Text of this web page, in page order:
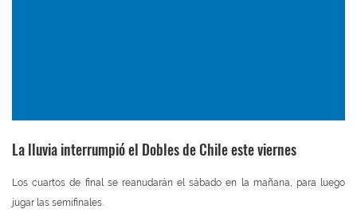
La lluvia interrumpió el Dobles de Chile este viernes
Los cuartos de final se reanudarán el sábado en la mañana, para luego
jugar las semifinales.